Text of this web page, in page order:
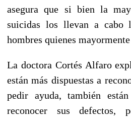
asegura que si bien la
suicidas los llevan a cabo
hombres quienes
La doctora Cortés Alfaro
están más dispuestas a
pedir ayuda, también están
reconocer sus defectos,